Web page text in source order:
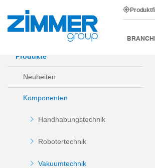
Start Produkte Komponenten
Produkte
Neuheiten
Komponenten
Handhabungstechnik
Robotertechnik
Vakuumtechnik